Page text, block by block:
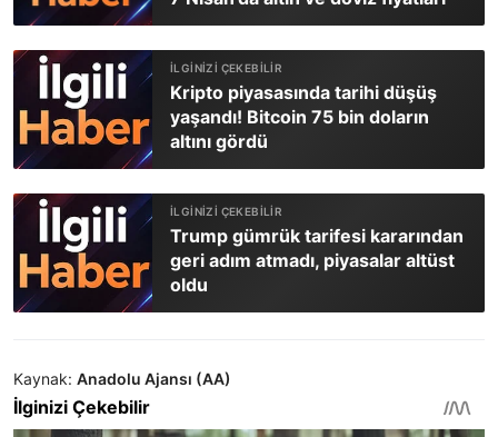
Kripto piyasasında tarihi düşüş
yaşandı! Bitcoin 75 bin doların
altını gördü
Trump gümrük tarifesi kararından
geri adım atmadı, piyasalar altüst
oldu
Kaynak: Anadolu Ajansı (AA)